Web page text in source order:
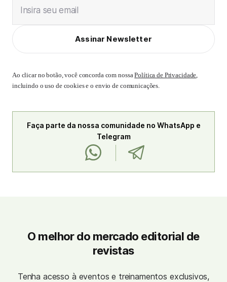
Insira seu email
Assinar Newsletter
Ao clicar no botão, você concorda com nossaPolítica de Privacidade,
incluindo o uso de cookies e o envio de comunicações.
Faça parte da nossa comunidade no WhatsApp e
Telegram
O melhor do mercado editorial de
revistas
Tenha acesso à eventos e treinamentos exclusivos,